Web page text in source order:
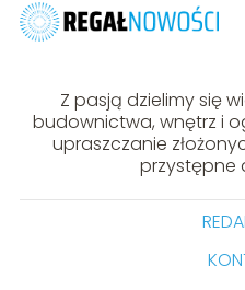
Z pasją dzielimy się
budownictwa, wnętrz i
upraszczanie
przystępne